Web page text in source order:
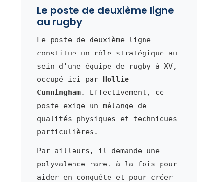
Le poste de deuxième ligne
au rugby
Le poste de deuxième ligne
constitue un rôle stratégique au
sein d'une équipe de rugby à XV,
occupé ici par Hollie
Cunningham. Effectivement, ce
poste exige un mélange de
qualités physiques et techniques
particulières.
Par ailleurs, il demande une
polyvalence rare, à la fois pour
aider en conquête et pour créer